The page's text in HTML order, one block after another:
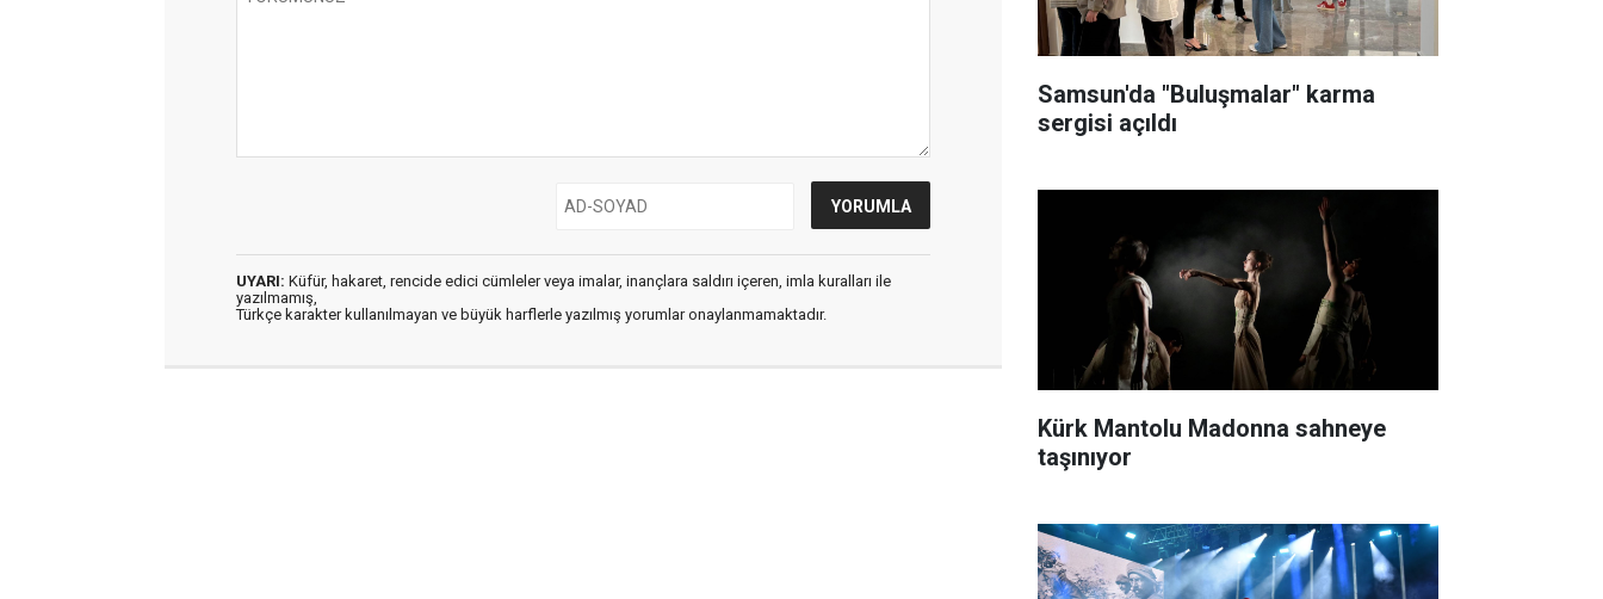
UYARI: Küfür, hakaret, rencide edici cümleler veya imalar, inançlara saldırı içeren, imla kuralları ile
yazılmamış,
Türkçe karakter kullanılmayan ve büyük harflerle yazılmış yorumlar onaylanmamaktadır.
Samsun'da "Buluşmalar" karma
sergisi açıldı
Kürk Mantolu Madonna sahneye
taşınıyor